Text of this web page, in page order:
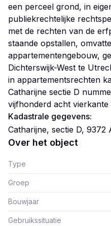
een perceel grond, in
publiekrechtelijke
met de rechten van de
staande opstallen,
appartementengebouw,
Dichterswijk-West te
in appartementsrechten
Catharijne sectie D
vijfhonderd acht vierkante
Kadastrale gegevens:
Catharijne, sectie D, 9372
Over het object
Type
Groep
Bouwjaar
Gebruikssituatie